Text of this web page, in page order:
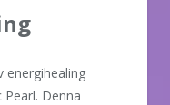
energihealing
Denna